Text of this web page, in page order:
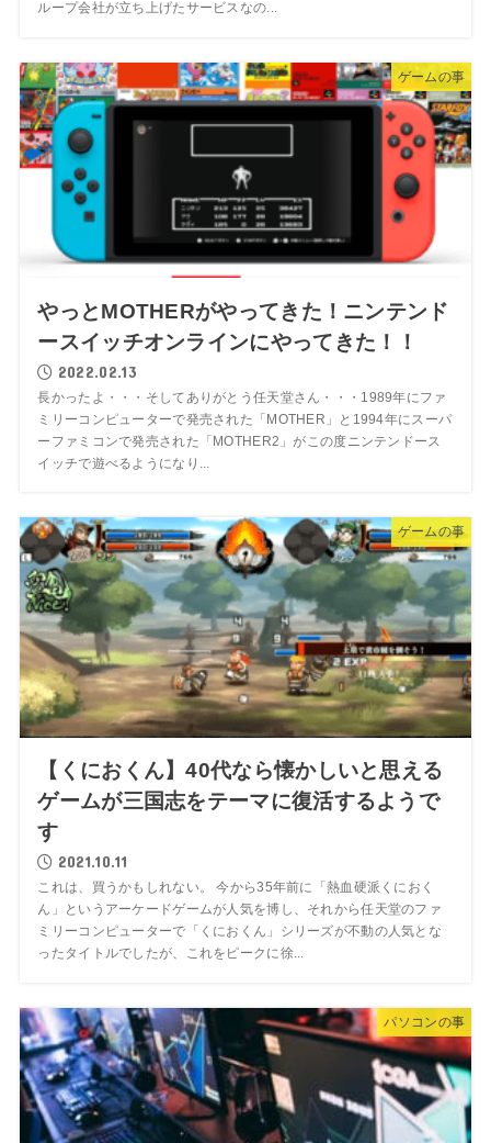
ループ会社が立ち上げたサービスなの...
ゲームの事
やっとMOTHERがやってきた！ニンテンド
ースイッチオンラインにやってきた！！
2022.02.13
長かったよ・・・そしてありがとう任天堂さん・・・1989年にファ
ミリーコンピューターで発売された「MOTHER」と1994年にスーパ
ーファミコンで発売された「MOTHER2」がこの度ニンテンドース
イッチで遊べるようになり...
ゲームの事
【くにおくん】40代なら懐かしいと思える
ゲームが三国志をテーマに復活するようで
す
2021.10.11
これは、買うかもしれない。 今から35年前に「熱血硬派くにおく
ん」というアーケードゲームが人気を博し、それから任天堂のファ
ミリーコンピューターで「くにおくん」シリーズが不動の人気とな
ったタイトルでしたが、これをピークに徐...
パソコンの事